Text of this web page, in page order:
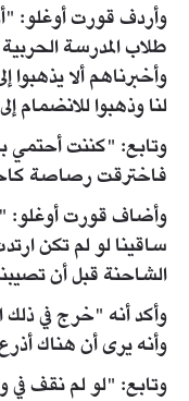
وأردف قورت أوغلو:
طلاب المدرسة
وأخبرناهم ألا يذهبوا
لنا وذهبوا للانضمام
وتابع: "كننت
فاخترقت رصاصة
وأضاف قورت أوغلو:
ساقينا لو لم تكن
الشاحنة قبل أن
وأكد أنه "خرج في ذلك
وأنه يرى أن هناك
وتابع: "لو لم نقف في